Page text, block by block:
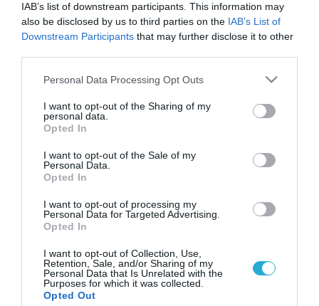
IAB’s list of downstream participants. This information may
also be disclosed by us to third parties on the IAB’s List of
Downstream Participants that may further disclose it to other
Please note that this website/app uses one or more Google
not limited to your visit or usage behaviour. You may click to
grant or deny consent to Google and its third-party tags to
use your data for below specified purposes in below Google
consent section.
Personal Data Processing Opt Outs
I want to opt-out of the Sharing of my
personal data.
Opted In
I want to opt-out of the Sale of my
Personal Data.
Opted In
I want to opt-out of processing my
Personal Data for Targeted Advertising.
Opted In
I want to opt-out of Collection, Use,
Retention, Sale, and/or Sharing of my
Personal Data that Is Unrelated with the
Purposes for which it was collected.
Opted Out